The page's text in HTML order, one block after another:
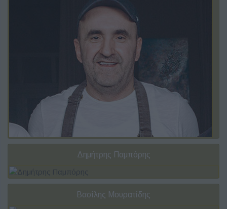
Δημήτρης Παμπόρης
Βασίλης Μουρατίδης